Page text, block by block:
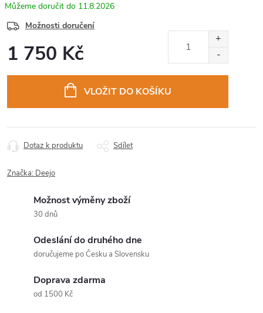
11.8.2026
Možnosti doručení
1 750 Kč
VLOŽIT DO KOŠÍKU
Dotaz k produktu Sdílet
Značka: Deejo
Možnost výměny zboží
30 dnů
Odeslání do druhého dne
doručujeme po Česku a Slovensku
Doprava zdarma
od 1500 Kč